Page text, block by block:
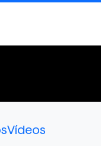
Vídeos